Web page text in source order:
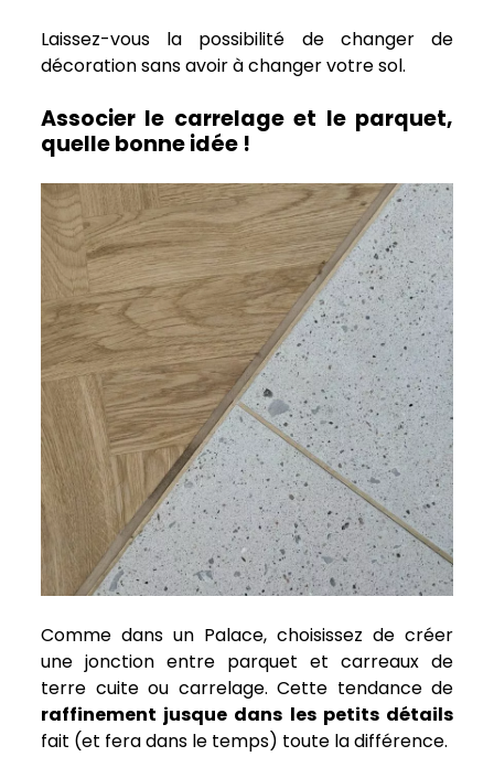
Laissez-vous la possibilité de changer de
décoration sans avoir à changer votre sol.
Associer le carrelage et le parquet,
quelle bonne idée !
Comme dans un Palace, choisissez de créer
une jonction entre parquet et carreaux de
terre cuite ou carrelage. Cette tendance de
raffinement jusque dans les petits détails
fait (et fera dans le temps) toute la différence.